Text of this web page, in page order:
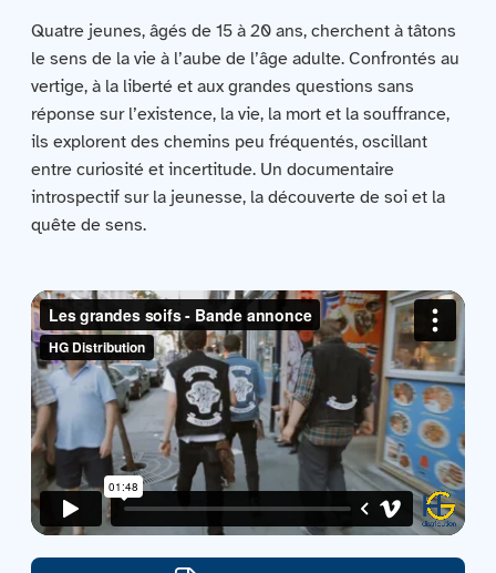
Équipe
Équipe
Catalogue
Contactez-nous
Acquisitions
Quatre jeunes, âgés de 15 à 20 ans, cherchent à tâtons
le sens de la vie à l’aube de l’âge adulte. Confrontés au
vertige, à la liberté et aux grandes questions sans
réponse sur l’existence, la vie, la mort et la souffrance,
ils explorent des chemins peu fréquentés, oscillant
entre curiosité et incertitude. Un documentaire
introspectif sur la jeunesse, la découverte de soi et la
quête de sens.